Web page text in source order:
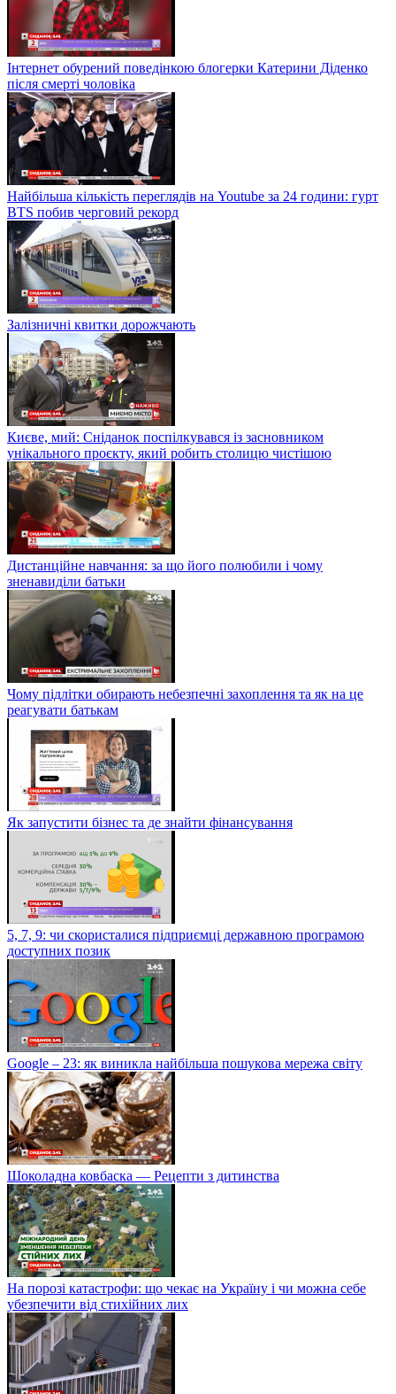
Інтернет обурений поведінкою блогерки Катерини Діденко
після смерті чоловіка
Найбільша кількість переглядів на Youtube за 24 години: гурт
BTS побив черговий рекорд
Залізничні квитки дорожчають
Києве, мий: Сніданок поспілкувався із засновником
унікального проєкту, який робить столицю чистішою
Дистанційне навчання: за що його полюбили і чому
зненавиділи батьки
Чому підлітки обирають небезпечні захоплення та як на це
реагувати батькам
Як запустити бізнес та де знайти фінансування
5, 7, 9: чи скористалися підприємці державною програмою
доступних позик
Google – 23: як виникла найбільша пошукова мережа світу
Шоколадна ковбаска — Рецепти з дитинства
На порозі катастрофи: що чекає на Україну і чи можна себе
убезпечити від стихійних лих